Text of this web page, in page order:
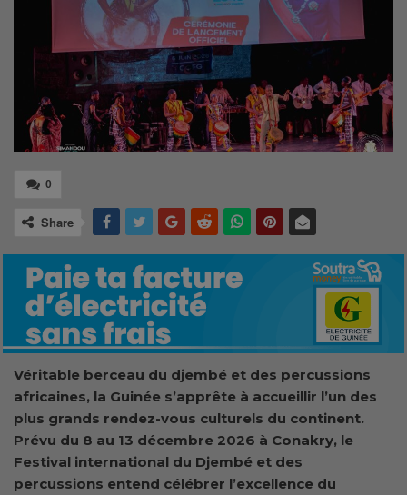
0
Share
Véritable berceau du djembé et des percussions
africaines, la Guinée s’apprête à accueillir l’un des
plus grands rendez-vous culturels du continent.
Prévu du 8 au 13 décembre 2026 à Conakry, le
Festival international du Djembé et des
percussions entend célébrer l’excellence du